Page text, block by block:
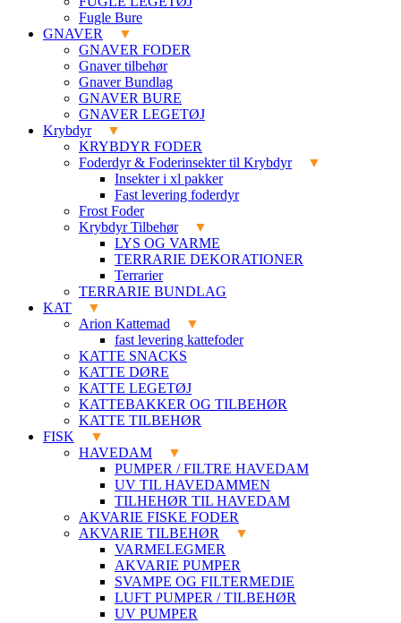
Fugle Bure
GNAVER
GNAVER FODER
Gnaver tilbehør
Gnaver Bundlag
GNAVER BURE
GNAVER LEGETØJ
Krybdyr
KRYBDYR FODER
Foderdyr & Foderinsekter til Krybdyr
Insekter i xl pakker
Fast levering foderdyr
Frost Foder
Krybdyr Tilbehør
LYS OG VARME
TERRARIE DEKORATIONER
Terrarier
TERRARIE BUNDLAG
KAT
Arion Kattemad
fast levering kattefoder
KATTE SNACKS
KATTE DØRE
KATTE LEGETØJ
KATTEBAKKER OG TILBEHØR
KATTE TILBEHØR
FISK
HAVEDAM
PUMPER / FILTRE HAVEDAM
UV TIL HAVEDAMMEN
TILHEHØR TIL HAVEDAM
AKVARIE FISKE FODER
AKVARIE TILBEHØR
VARMELEGMER
AKVARIE PUMPER
SVAMPE OG FILTERMEDIE
LUFT PUMPER / TILBEHØR
UV PUMPER